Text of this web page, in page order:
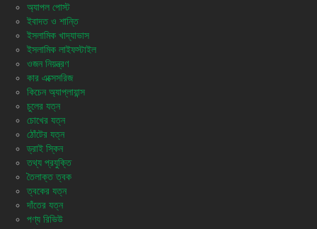
অ্যাপল পোস্ট
ইবাদত ও শান্তি
ইসলামিক খাদ্যাভাস
ইসলামিক লাইফস্টাইল
ওজন নিয়ন্ত্রণ
কার এক্সেসরিজ
কিচেন অ্যাপ্লায়ান্স
চুলের যত্ন
চোখের যত্ন
ঠোঁটের যত্ন
ড্রাই স্কিন
তথ্য প্রযুক্তি
তৈলাক্ত ত্বক
ত্বকের যত্ন
দাঁতের যত্ন
পণ্য রিভিউ